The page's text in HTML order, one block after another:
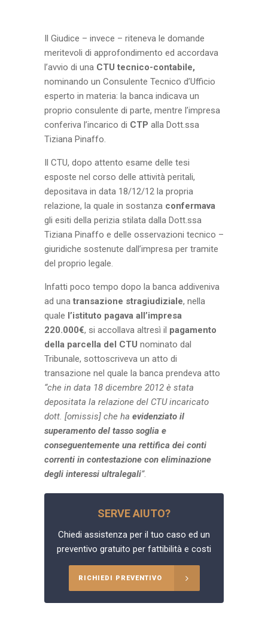
Il Giudice – invece – riteneva le domande
meritevoli di approfondimento ed accordava
l’avvio di una CTU tecnico-contabile,
nominando un Consulente Tecnico d’Ufficio
esperto in materia: la banca indicava un
proprio consulente di parte, mentre l’impresa
conferiva l’incarico di CTP alla Dott.ssa
Tiziana Pinaffo.
Il CTU, dopo attento esame delle tesi
esposte nel corso delle attività peritali,
depositava in data 18/12/12 la propria
relazione, la quale in sostanza confermava
gli esiti della perizia stilata dalla Dott.ssa
Tiziana Pinaffo e delle osservazioni tecnico –
giuridiche sostenute dall’impresa per tramite
del proprio legale.
Infatti poco tempo dopo la banca addiveniva
ad una transazione stragiudiziale, nella
quale l’istituto pagava all’impresa
220.000€, si accollava altresì il pagamento
della parcella del CTU nominato dal
Tribunale, sottoscriveva un atto di
transazione nel quale la banca prendeva atto
“che in data 18 dicembre 2012 è stata
depositata la relazione del CTU incaricato
dott. [omissis] che ha evidenziato il
superamento del tasso soglia e
conseguentemente una rettifica dei conti
correnti in contestazione con eliminazione
degli interessi ultralegali”.
SERVE AIUTO?
Chiedi assistenza per il tuo caso ed un
preventivo gratuito per fattibilità e costi
RICHIEDI PREVENTIVO